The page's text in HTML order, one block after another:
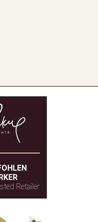
Retailer